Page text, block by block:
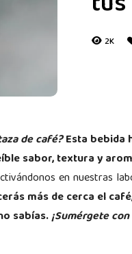
2K
de café?Esta bebida
sabor, textura y
en nuestras
más de cerca el
sabías.¡Sumérgete